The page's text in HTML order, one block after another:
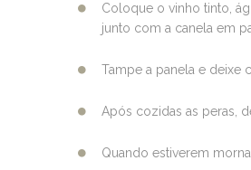
Coloque o vinho tinto,
junto com a canela em
Tampe a panela e deixe
Após cozidas as peras,
Quando estiverem